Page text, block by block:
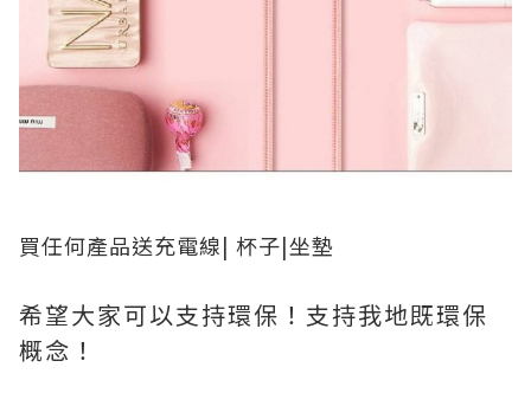
買任何產品送充電線| 杯子|坐墊
希望大家可以支持環保！支持我地既環保
概念！